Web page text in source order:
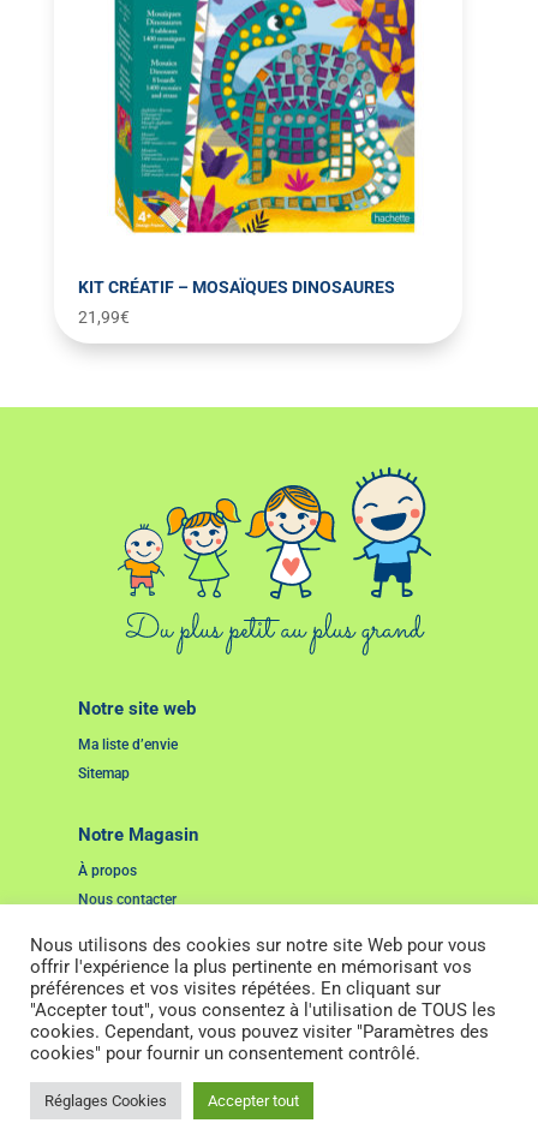
KIT CRÉATIF – MOSAÏQUES DINOSAURES
21,99€
Notre site web
Ma liste d’envie
Sitemap
Notre Magasin
À propos
Nous contacter
Liens Utiles
Mentions Légales
Cookies
2022. Tous droits réservés. Pensé et réalisé par
Nous utilisons des cookies sur notre site Web pour vous
offrir l'expérience la plus pertinente en mémorisant vos
préférences et vos visites répétées. En cliquant sur
"Accepter tout", vous consentez à l'utilisation de TOUS les
cookies. Cependant, vous pouvez visiter "Paramètres des
cookies" pour fournir un consentement contrôlé.
Réglages Cookies Accepter tout